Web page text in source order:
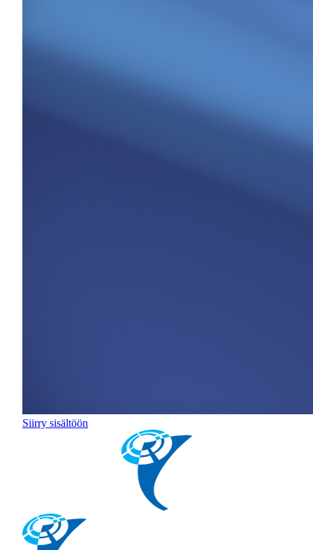
Siirry sisältöön